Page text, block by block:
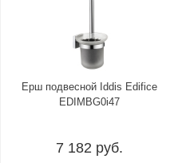
Ерш подвесной Iddis Edifice
EDIMBG0i47
7 182 руб.